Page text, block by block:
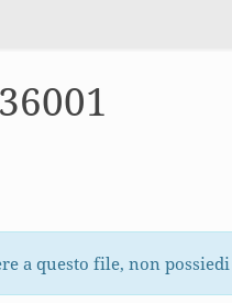
a questo file, non